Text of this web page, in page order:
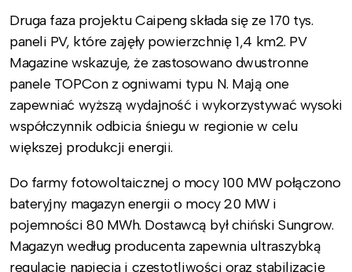
Druga faza projektu Caipeng składa się ze 170 tys.
paneli PV, które zajęły powierzchnię 1,4 km2. PV
Magazine wskazuje, że zastosowano dwustronne
panele TOPCon z ogniwami typu N. Mają one
zapewniać wyższą wydajność i wykorzystywać wysoki
współczynnik odbicia śniegu w regionie w celu
większej produkcji energii.
Do farmy fotowoltaicznej o mocy 100 MW połączono
bateryjny magazyn energii o mocy 20 MW i
pojemności 80 MWh. Dostawcą był chiński Sungrow.
Magazyn według producenta zapewnia ultraszybką
regulację napięcia i częstotliwości oraz stabilizację